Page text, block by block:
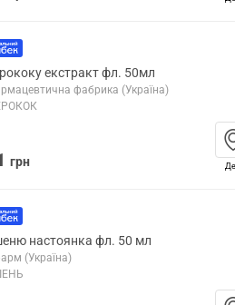
екстракт фл. 50мл
фабрика (Україна)
грн
настоянка фл. 50 мл
(Україна)